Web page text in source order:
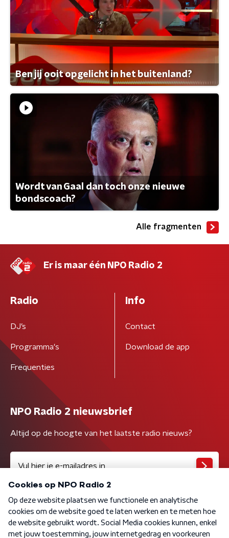
Ben jij ooit opgelicht in het buitenland?
Wordt van Gaal dan toch onze nieuwe
bondscoach?
Alle fragmenten
Er is maar één NPO Radio 2
Radio
DJ’s
Programma's
Frequenties
Info
Contact
Download de app
NPO Radio 2 nieuwsbrief
Altijd op de hoogte van het laatste radio nieuws?
Algemene voorwaarden